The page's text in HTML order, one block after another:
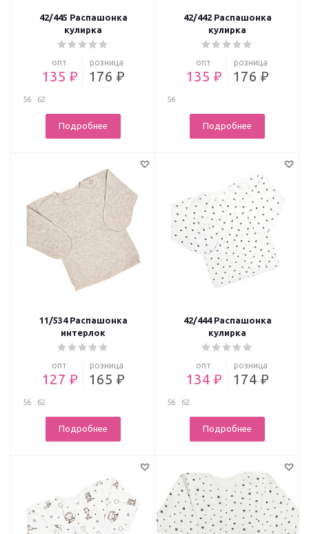
42/445 Распашонка
кулирка
опт
135 ₽
розница
176 ₽
56 62
Подробнее
42/442 Распашонка
кулирка
опт
135 ₽
розница
176 ₽
56
Подробнее
11/534 Распашонка
интерлок
опт
127 ₽
розница
165 ₽
56 62
Подробнее
42/444 Распашонка
кулирка
опт
134 ₽
розница
174 ₽
56 62
Подробнее